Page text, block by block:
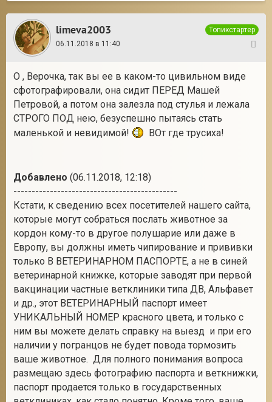
limeva2003
Топикстартер
06.11.2018 в 11:40
О , Верочка, так вы ее в каком-то цивильном виде
сфотографировали, она сидит ПЕРЕД Машей
Петровой, а потом она залезла под стулья и лежала
СТРОГО ПОД нею, безуспешно пытаясь стать
маленькой и невидимой!
ВОт где трусиха!
Добавлено (06.11.2018, 12:18)
---------------------------------------------
Кстати, к сведению всех посетителей нашего сайта,
которые могут собраться послать животное за
кордон кому-то в другое полушарие или даже в
Европу, вы должны иметь чипирование и прививки
только В ВЕТЕРИНАРНОМ ПАСПОРТЕ, а не в синей
ветеринарной книжке, которые заводят при первой
вакцинации частные ветклиники типа ДВ, Альфавет
и др., этот ВЕТЕРИНАРНЫЙ паспорт имеет
УНИКАЛЬНЫЙ НОМЕР красного цвета, и только с
ним вы можете делать справку на выезд и при его
наличии у погранцов не будет повода тормозить
ваше животное. Для полного понимания вопроса
размещаю здесь фотографию паспорта и веткнижки,
паспорт продается только в государственных